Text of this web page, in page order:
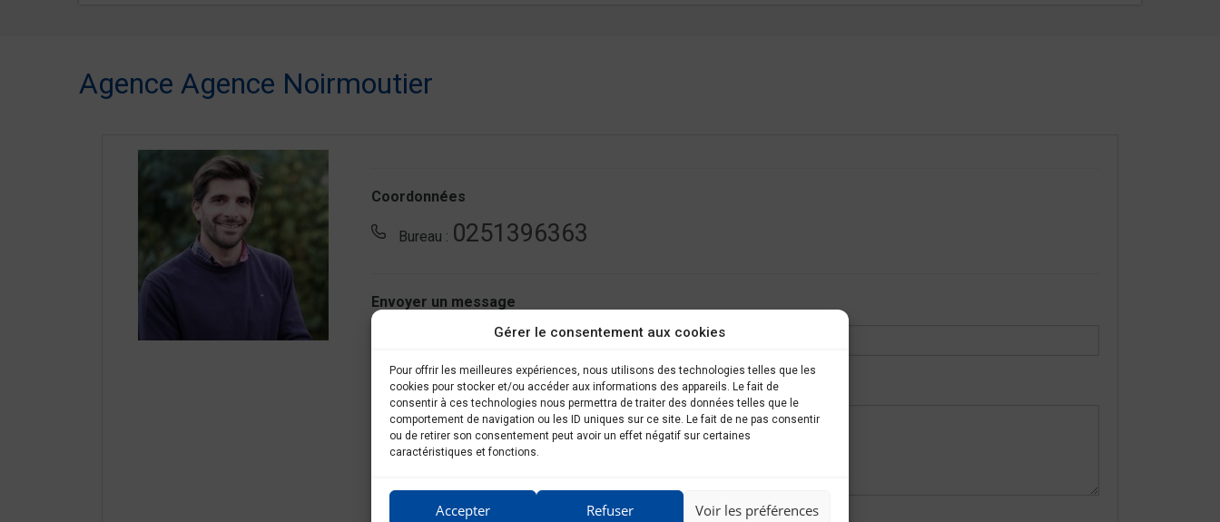
Gérer le consentement aux cookies
Pour offrir les meilleures expériences, nous utilisons des technologies telles que les
cookies pour stocker et/ou accéder aux informations des appareils. Le fait de
consentir à ces technologies nous permettra de traiter des données telles que le
comportement de navigation ou les ID uniques sur ce site. Le fait de ne pas consentir
ou de retirer son consentement peut avoir un effet négatif sur certaines
caractéristiques et fonctions.
Accepter Refuser Voir les préférences
Agence Agence Noirmoutier
Coordonnées
Bureau : 0251396363
Envoyer un message